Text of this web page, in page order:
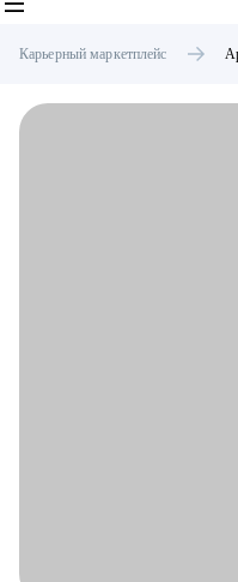
Карьерный маркетплейс